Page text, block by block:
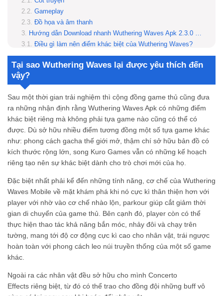
Gameplay
Đồ họa và âm thanh
Hướng dẫn Download nhanh Wuthering Waves Apk 2.3.0 cho Mobile
Điều gì làm nên điểm khác biệt của Wuthering Waves?
Tải bản Wuthering Waves APK 1.0.0 để chơi trên điện thoại được không?
Tải bản Wuthering Waves APK 1.0.0 có bị tính phí không?
Tại sao Wuthering Waves lại được yêu thích đến
vậy?
Sau một thời gian trải nghiệm thì cộng đồng game thủ cũng đưa
ra những nhận định rằng Wuthering Waves Apk có những điểm
khác biệt riêng mà không phải tựa game nào cũng có thể có
được. Dù sở hữu nhiều điểm tương đồng một số tựa game khác
như: phong cách gacha thế giới mở, thậm chí sở hữu bản đồ có
kích thước rộng lớn, song Kuro Games vẫn có những kế hoạch
riêng tạo nên sự khác biệt dành cho trò chơi mới của họ.
Đặc biệt nhất phải kể đến những tính năng, cơ chế của Wuthering
Waves Mobile về mặt khám phá khi nó cực kì thân thiện hơn với
player với nhờ vào cơ chế nhào lộn, parkour giúp cắt giảm thời
gian di chuyển của game thủ. Bên cạnh đó, player còn có thể
thực hiện thao tác khả năng bắn móc, nhảy đôi và chạy trên
tường, mang tới độ cơ động cực kì cao cho nhân vật, trái ngược
hoàn toàn với phong cách leo núi truyền thống của một số game
khác.
Ngoài ra các nhân vật đều sở hữu cho mình Concerto
Effects riêng biệt, từ đó có thể trao cho đồng đội những buff vô